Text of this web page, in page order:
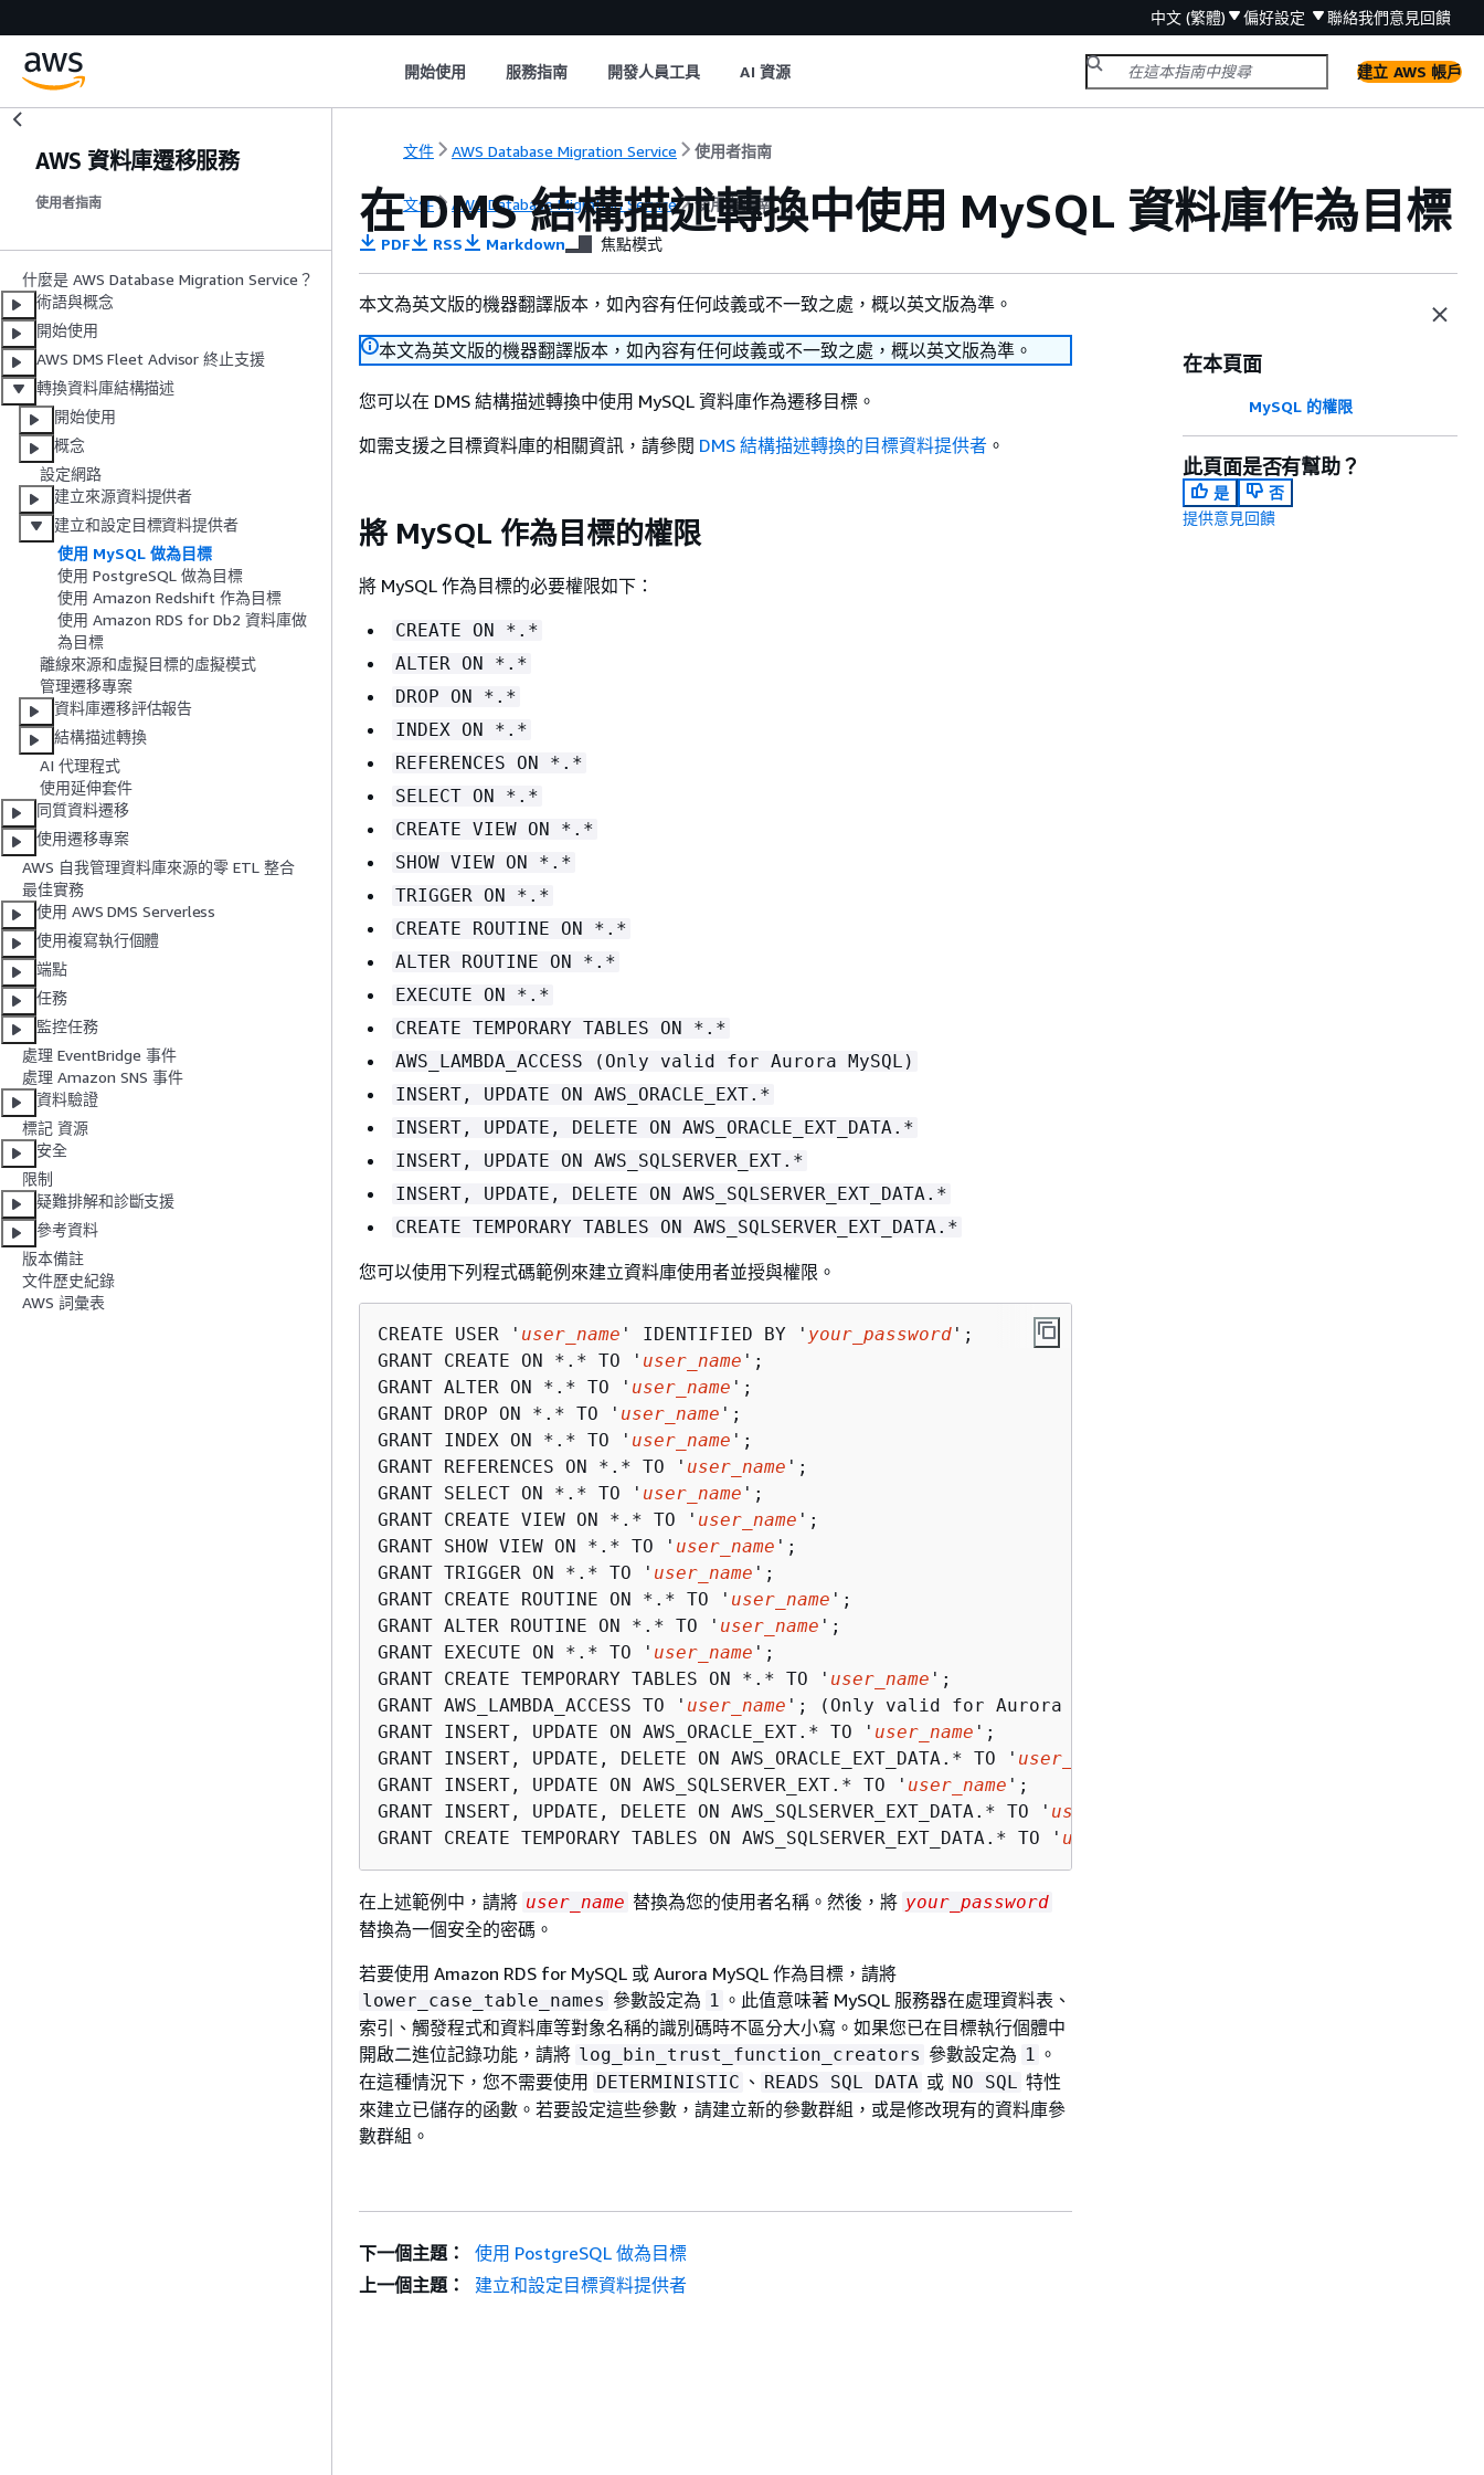
中文 (繁體) 偏好設定 聯絡我們意見回饋
開始使用 服務指南 開發人員工具 AI 資源 建立 AWS 帳戶
AWS 資料庫遷移服務
使用者指南
什麼是 AWS Database Migration Service？
術語與概念
開始使用
AWS DMS Fleet Advisor 終止支援
轉換資料庫結構描述
開始使用
概念
設定網路
建立來源資料提供者
建立和設定目標資料提供者
使用 MySQL 做為目標
使用 PostgreSQL 做為目標
使用 Amazon Redshift 作為目標
使用 Amazon RDS for Db2 資料庫做
為目標
離線來源和虛擬目標的虛擬模式
管理遷移專案
資料庫遷移評估報告
結構描述轉換
AI 代理程式
使用延伸套件
同質資料遷移
使用遷移專案
AWS 自我管理資料庫來源的零 ETL 整合
最佳實務
使用 AWS DMS Serverless
使用複寫執行個體
端點
任務​
監控任務
處理 EventBridge 事件
處理 Amazon SNS 事件
資料驗證
標記 資源
安全
限制
疑難排解和診斷支援
參考資料
版本備註
文件歷史紀錄
AWS 詞彙表
文件 AWS Database Migration Service 使用者指南
文件 AWS Database Migration Service 使用者指南
在 DMS 結構描述轉換中使用 MySQL 資料庫作為目標
PDF RSS Markdown 焦點模式
本文為英文版的機器翻譯版本，如內容有任何歧義或不一致之處，概以英文版為準。
本文為英文版的機器翻譯版本，如內容有任何歧義或不一致之處，概以英文版為準。
您可以在 DMS 結構描述轉換中使用 MySQL 資料庫作為遷移目標。
如需支援之目標資料庫的相關資訊，請參閱 DMS 結構描述轉換的目標資料提供者 。
將 MySQL 作為目標的權限
將 MySQL 作為目標的必要權限如下：
CREATE ON *.*
ALTER ON *.*
DROP ON *.*
INDEX ON *.*
REFERENCES ON *.*
SELECT ON *.*
CREATE VIEW ON *.*
SHOW VIEW ON *.*
TRIGGER ON *.*
CREATE ROUTINE ON *.*
ALTER ROUTINE ON *.*
EXECUTE ON *.*
CREATE TEMPORARY TABLES ON *.*
AWS_LAMBDA_ACCESS (Only valid for Aurora MySQL)
INSERT, UPDATE ON AWS_ORACLE_EXT.*
INSERT, UPDATE, DELETE ON AWS_ORACLE_EXT_DATA.*
INSERT, UPDATE ON AWS_SQLSERVER_EXT.*
INSERT, UPDATE, DELETE ON AWS_SQLSERVER_EXT_DATA.*
CREATE TEMPORARY TABLES ON AWS_SQLSERVER_EXT_DATA.*
您可以使用下列程式碼範例來建立資料庫使用者並授與權限。
CREATE USER ' user_name ' IDENTIFIED BY ' your_password ';
GRANT CREATE ON *.* TO ' user_name ';
GRANT ALTER ON *.* TO ' user_name ';
GRANT DROP ON *.* TO ' user_name ';
GRANT INDEX ON *.* TO ' user_name ';
GRANT REFERENCES ON *.* TO ' user_name ';
GRANT SELECT ON *.* TO ' user_name ';
GRANT CREATE VIEW ON *.* TO ' user_name ';
GRANT SHOW VIEW ON *.* TO ' user_name ';
GRANT TRIGGER ON *.* TO ' user_name ';
GRANT CREATE ROUTINE ON *.* TO ' user_name ';
GRANT ALTER ROUTINE ON *.* TO ' user_name ';
GRANT EXECUTE ON *.* TO ' user_name ';
GRANT CREATE TEMPORARY TABLES ON *.* TO ' user_name ';
GRANT AWS_LAMBDA_ACCESS TO ' user_name '; (Only valid for Aurora MySQL)
GRANT INSERT, UPDATE ON AWS_ORACLE_EXT.* TO ' user_name ';
GRANT INSERT, UPDATE, DELETE ON AWS_ORACLE_EXT_DATA.* TO ' user_name
GRANT INSERT, UPDATE ON AWS_SQLSERVER_EXT.* TO ' user_name ';
GRANT INSERT, UPDATE, DELETE ON AWS_SQLSERVER_EXT_DATA.* TO ' user_name
GRANT CREATE TEMPORARY TABLES ON AWS_SQLSERVER_EXT_DATA.* TO ' user_name
在上述範例中，請將 user_name 替換為您的使用者名稱。然後，將 your_password
替換為一個安全的密碼。
若要使用 Amazon RDS for MySQL 或 Aurora MySQL 作為目標，請將
lower_case_table_names 參數設定為 1 。此值意味著 MySQL 服務器在處理資料表、
索引、觸發程式和資料庫等對象名稱的識別碼時不區分大小寫。如果您已在目標執行個體中
開啟二進位記錄功能，請將 log_bin_trust_function_creators 參數設定為 1 。
在這種情況下，您不需要使用 DETERMINISTIC 、 READS SQL DATA 或 NO SQL
特性
來建立已儲存的函數。若要設定這些參數，請建立新的參數群組，或是修改現有的資料庫參
數群組。
在本頁面
MySQL 的權限
此頁面是否有幫助？
是
否
提供意見回饋
下一個主題：
使用 PostgreSQL 做為目標
上一個主題：
建立和設定目標資料提供者